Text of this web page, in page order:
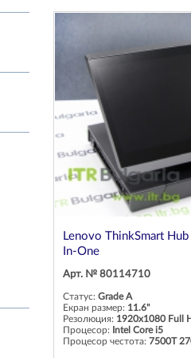
Lenovo ThinkSmart
In-One
Арт. № 80114710
Статус: Grade A
Екран размер: 11.6"
Резолюция: 1920x1080 Full
Процесор: Intel Core i5
Процесор честота: 7500T